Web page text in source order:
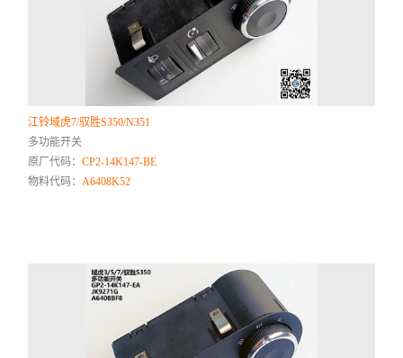
江铃域虎7/驭胜S350/N351
多功能开关
原厂代码：CP2-14K147-BE
物料代码：A6408K52